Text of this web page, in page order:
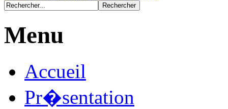
Menu
Accueil
Pr�sentation